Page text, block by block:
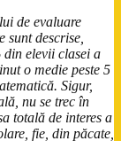
de evaluare
descrise,
elevii clasei a
o medie peste 5
Sigur,
nu se trec în
totală de interes a
fie, din păcate,